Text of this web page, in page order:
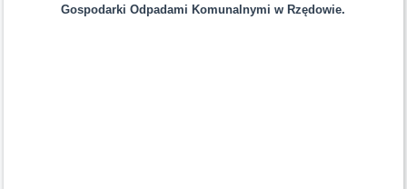
Gospodarki Odpadami Komunalnymi w Rzędowie.